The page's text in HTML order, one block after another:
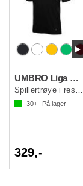
UMBRO Liga SS Jersey jr
Spillertrøye i resirkulert kvalitet JR
30+ På lager
329,-